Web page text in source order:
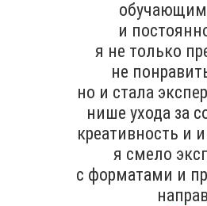
и
я не только
не
но и стала
нише ухода за
креативность и
я смело
с форматами и